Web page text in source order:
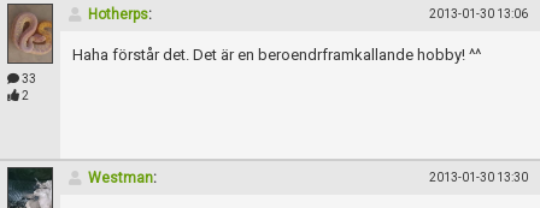
33
2
Hotherps: 2013-01-30 13:06
Haha förstår det. Det är en beroendrframkallande hobby! ^^
Westman: 2013-01-30 13:30